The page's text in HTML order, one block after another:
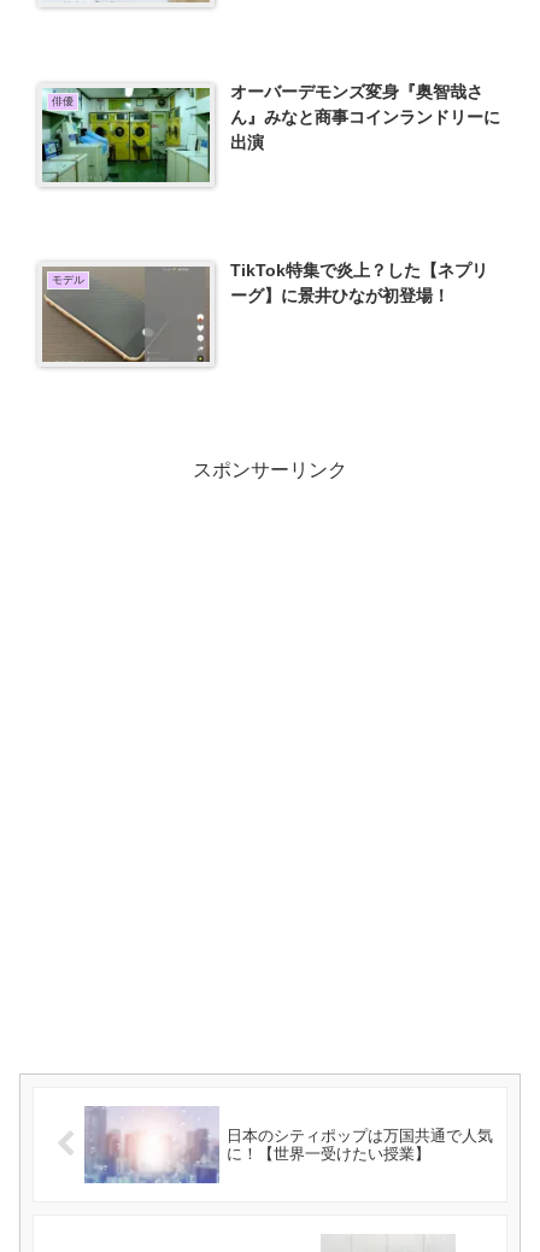
俳優
オーバーデモンズ変身『奥智哉さ
ん』みなと商事コインランドリーに
出演
モデル
TikTok特集で炎上？した【ネプリ
ーグ】に景井ひなが初登場！
スポンサーリンク
日本のシティポップは万国共通で人気
に！【世界一受けたい授業】